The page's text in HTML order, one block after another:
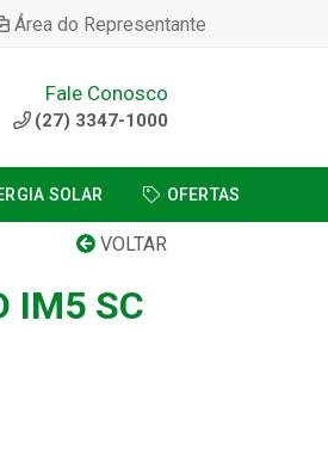
Área do Representante
Fale Conosco
(27) 3347-1000
SOLAR OFERTAS
VOLTAR
IM5 SC